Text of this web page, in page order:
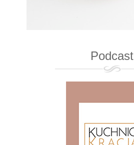
Podcast